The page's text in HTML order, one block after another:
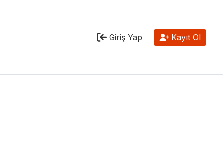
Giriş Yap Kayıt Ol